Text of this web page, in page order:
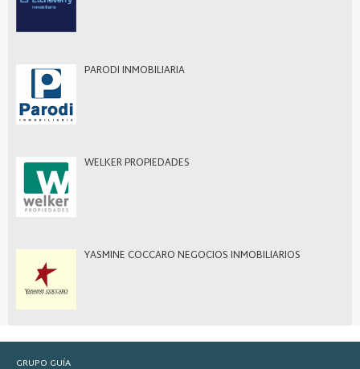
PARODI INMOBILIARIA
WELKER PROPIEDADES
YASMINE COCCARO NEGOCIOS INMOBILIARIOS
GRUPO GUÍA